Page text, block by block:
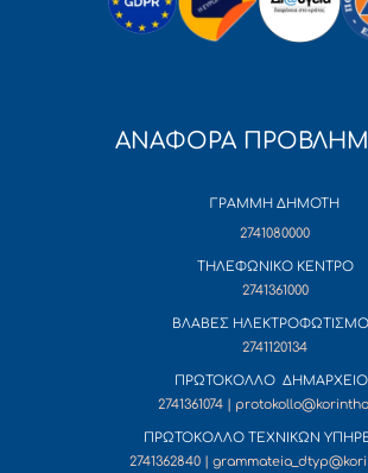
ΑΝΑΦΟΡΑ
ΓΡΑΜΜΗ ΔΗΜΟΤΗ
2741080000
ΤΗΛΕΦΩΝΙΚΟ ΚΕΝΤΡΟ
2741361000
ΒΛΑΒΕΣ
2741120134
ΠΡΩΤΟΚΟΛΛΟ
2741361074 |
ΠΡΩΤΟΚΟΛΛΟ ΤΕΧΝΙΚΩΝ
2741362840 |